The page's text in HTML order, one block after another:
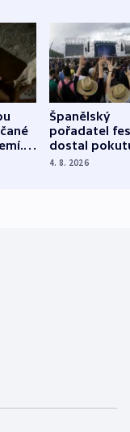
Španělský
pořadatel
dostal
nekalé
4. 8. 2026